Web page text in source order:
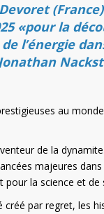
«pour la
l’énergie
au
de la
majeures
la science et de
par regret, les